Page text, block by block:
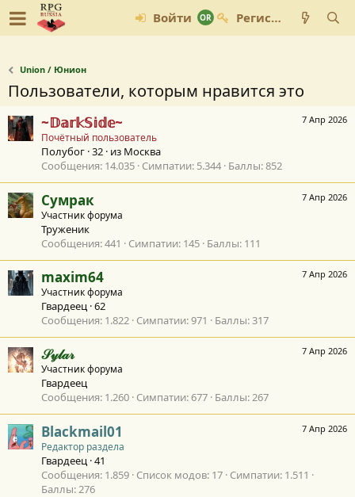
Войти Регистрация
Union / Юнион
Пользователи, которым нравится это
7 Апр 2026
~𝔻𝕒𝕣𝕜𝕊𝕚𝕕𝕖~
Почётный пользователь
Полубог ·32 · из Москва
Сообщения 14.035 Симпатии 5.344 Баллы 852
7 Апр 2026
Сумрак
Участник форума
Труженик
Сообщения 441 Симпатии 145 Баллы 111
7 Апр 2026
maxim64
Участник форума
Гвардеец ·62
Сообщения 1.822 Симпатии 971 Баллы 317
7 Апр 2026
𝒮𝓎𝓁𝒶𝓇
Участник форума
Гвардеец
Сообщения 1.260 Симпатии 677 Баллы 267
7 Апр 2026
Blackmail01
Редактор раздела
Гвардеец ·41
Сообщения 1.859 Список модов 17 Симпатии 1.511
Баллы 276